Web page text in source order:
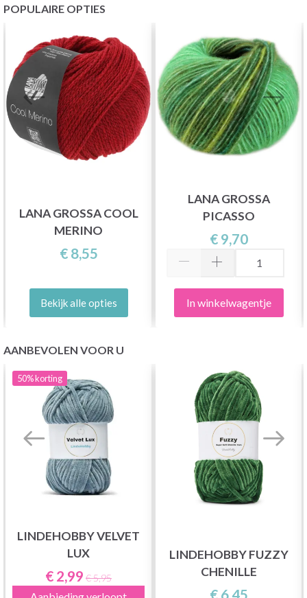
POPULAIRE OPTIES
LANA GROSSA COOL
MERINO
€ 8,55
Bekijk alle opties
LANA GROSSA
PICASSO
€ 9,70
In winkelwagentje
AANBEVOLEN VOOR U
50%korting
LINDEHOBBY VELVET
LUX
€ 2,99 € 5,95
LINDEHOBBY FUZZY
CHENILLE
€ 6,45